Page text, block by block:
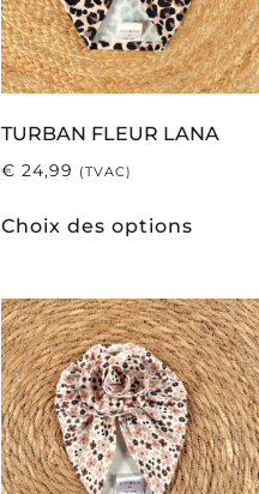
TURBAN FLEUR LANA
€ 24,99 (TVAC)
Choix des options